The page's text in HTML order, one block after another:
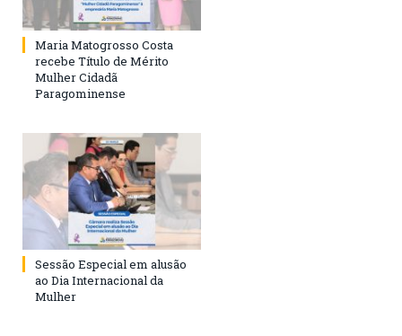
Maria Matogrosso Costa
recebe Título de Mérito
Mulher Cidadã
Paragominense
Sessão Especial em alusão
ao Dia Internacional da
Mulher